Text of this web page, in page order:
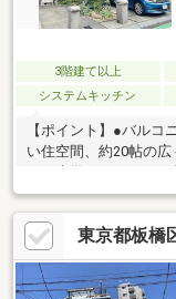
3階建て以上
システムキッチン
【ポイント】●バルコ
い住空間、約20帖の
ニングは吹き抜け天
●リビングに床暖房（
シール型）●大容量の
付）●屋上の塔屋内の
【周辺環境】●国際興
東京都板橋